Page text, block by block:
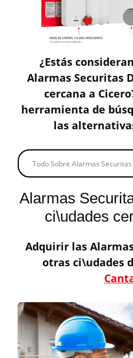
¿Estás
Alarmas Securitas
cercana a
herramienta de
las
Alarmas
ci\udades
Adquirir las
otras ci\udades